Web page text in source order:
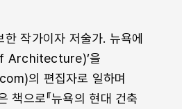
작가이자 저술가. 뉴욕에
Architecture)’을
의 편집자로 일하며
책으로『뉴욕의 현대 건축